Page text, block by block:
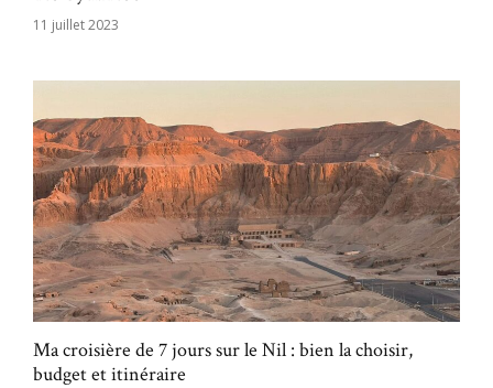
11 juillet 2023
Ma croisière de 7 jours sur le Nil : bien la choisir,
budget et itinéraire